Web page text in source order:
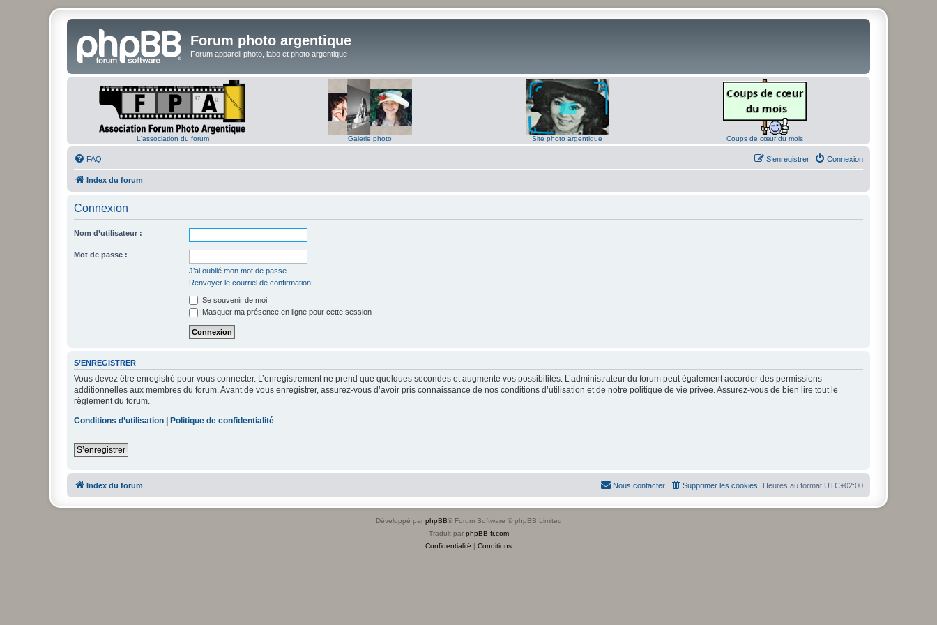
Forum photo argentique
Forum appareil photo, labo et photo argentique
L'association du forum Galerie photo Site photo argentique Coups de cœur du mois
FAQ Connexion
S’enregistrer
Index du forum
Connexion
Nom d’utilisateur :
Mot de passe :
J’ai oublié mon mot de passe
Renvoyer le courriel de confirmation
Se souvenir de moi
Masquer ma présence en ligne pour cette session
S’ENREGISTRER
Vous devez être enregistré pour vous connecter. L’enregistrement ne prend que quelques secondes et augmente vos possibilités. L’administrateur du forum peut également accorder des permissions
additionnelles aux membres du forum. Avant de vous enregistrer, assurez-vous d’avoir pris connaissance de nos conditions d’utilisation et de notre politique de vie privée. Assurez-vous de bien lire tout le
règlement du forum.
Conditions d’utilisation
Politique de confidentialité
S’enregistrer
Index du forum Heures au format UTC+02:00
Supprimer les cookies
Nous contacter
Développé par phpBB® Forum Software © phpBB Limited
Traduit par phpBB-fr.com
Confidentialité | Conditions